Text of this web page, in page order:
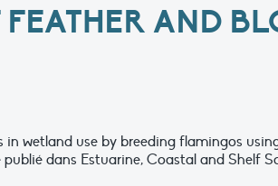
AND
wetland use by breeding flamingos
dans Estuarine, Coastal and Shelf